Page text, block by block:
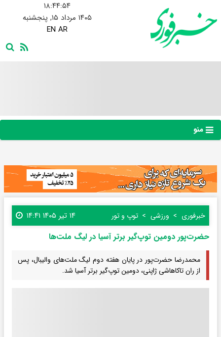
۱۸:۴۴:۵۴
۱۴۰۵ مرداد ۱۵, پنجشنبه
EN AR
منو
خبرفوری ورزشی توپ و تور ۱۴ تیر ۱۴۰۵ ۱۴:۴۱
حضرت‌پور دومین توپ‌گیر برتر آسیا در لیگ ملت‌ها
محمدرضا حضرت‌پور در پایان هفته دوم لیگ ملت‌های والیبال، پس
از ران تاکاهاشی ژاپنی، دومین توپ‌گیر برتر آسیا شد.